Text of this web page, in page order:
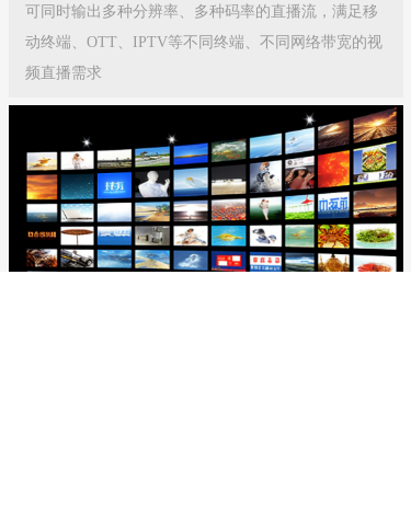
可同时输出多种分辨率、多种码率的直播流，满足移
动终端、OTT、IPTV等不同终端、不同网络带宽的视
频直播需求